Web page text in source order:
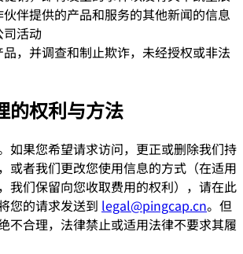
伴提供的产品和服务的其他新闻的信息
活动
，并调查和制止欺诈，未经授权或非法
的权利与方法
如果您希望请求访问，更正或删除我们持
或者我们更改您使用信息的方式（在适用
我们保留向您收取费用的权利），请在此
您的请求发送到 legal@pingcap.cn。但
不合理，法律禁止或适用法律不要求其履